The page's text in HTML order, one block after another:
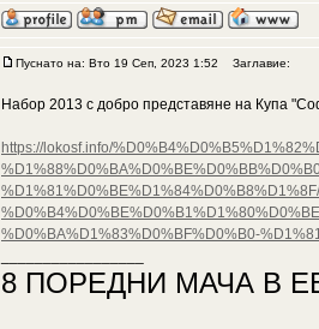
Пуснато на: Вто 19 Сеп, 2023 1:52 Заглавие:
Набор 2013 с добро представяне на Купа
https://lokosf.info/
%D0%BA%D1%83%D0%BF%D0%B0-
8 ПОРЕДНИ МАЧА В